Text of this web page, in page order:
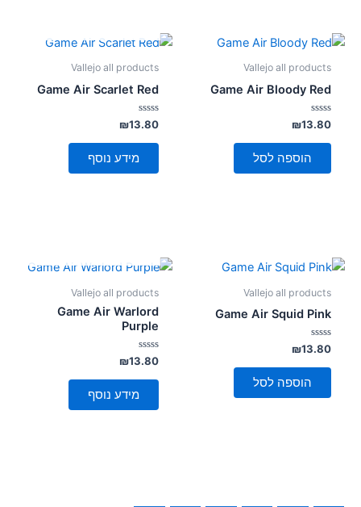
Vallejo all products
Game Air Bloody Red
דורג
0
מתוך
₪13.80
הוספה לסל
Vallejo all products
Game Air Scarlet Red
דורג
0
מתוך
₪13.80
מידע נוסף
Vallejo all products
Game Air Squid Pink
דורג
0
מתוך
₪13.80
הוספה לסל
Vallejo all products
Game Air Warlord
Purple
דורג
0
מתוך
₪13.80
מידע נוסף